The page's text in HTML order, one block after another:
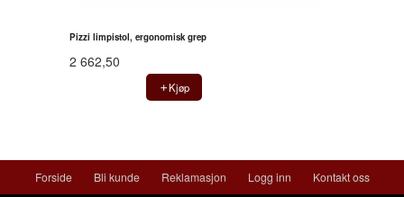
Pizzi limpistol, ergonomisk grep
2 662,50
Kjøp
Forside Bli kunde Reklamasjon Logg inn Kontakt oss